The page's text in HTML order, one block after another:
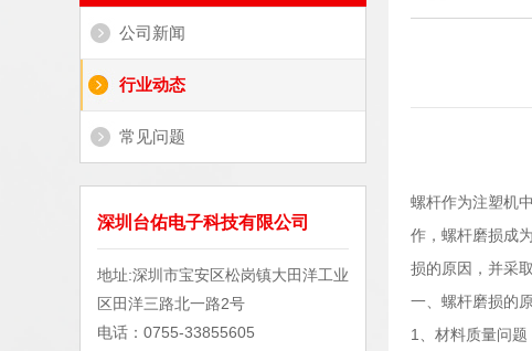
公司新闻
行业动态
常见问题
深圳台佑电子科技有限公司
地址:深圳市宝安区松岗镇大田洋工业
区田洋三路北一路2号
电话：0755-33855605
螺杆作为注塑机
作，螺杆磨损成
损的原因，并采
一、螺杆磨损的
1、材料质量问题